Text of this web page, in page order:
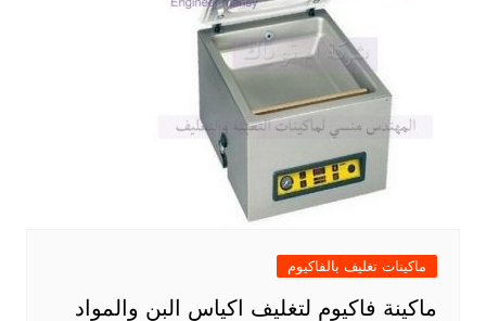
ماكينات تغليف بالفاكيوم
ماكينة فاكيوم لتغليف اكياس البن والمواد